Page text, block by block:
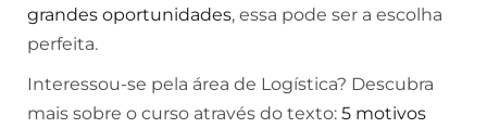
grandes oportunidades, essa pode ser a escolha
perfeita.
Interessou-se pela área de Logística? Descubra
mais sobre o curso através do texto: 5 motivos